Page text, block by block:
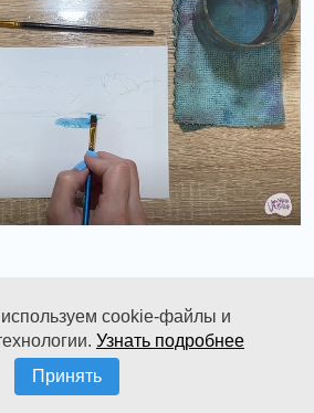
и изумрудно-зелёную.
cookie-файлы и
Узнать подробнее
Принять